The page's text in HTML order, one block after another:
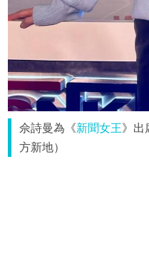
佘詩曼為《新聞女王》出
方新地）